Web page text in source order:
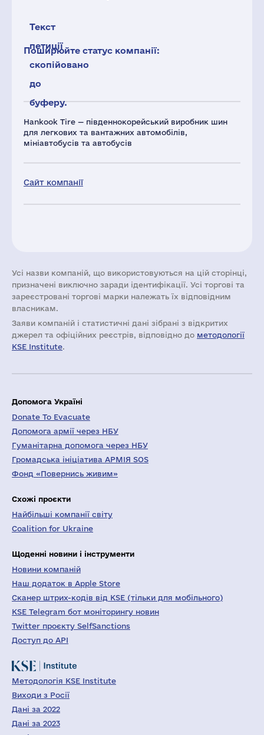
Hankook Tire — південнокорейський виробник шин
для легкових та вантажних автомобілів,
мініавтобусів та автобусів
Сайт компанії
Текст
петиції
скопійовано
до
буферу.
Поширюйте статус компанії:
Усі назви компаній, що використовуються на цій сторінці,
призначені виключно заради ідентифікації. Усі торгові та
зареєстровані торгові марки належать їх відповідним
власникам.
Заяви компаній i статистичні дані зібрані з відкритих
джерел та офіційних реєстрів, відповідно до методології
KSE Institute.
Допомога Україні
Donate To Evacuate
Допомога армії через НБУ
Гуманітарна допомога через НБУ
Громадська ініціатива АРМІЯ SOS
Фонд «Повернись живим»
Схожі проєкти
Найбільші компанії світу
Coalition for Ukraine
Щоденні новини і інструменти
Новини компаній
Наш додаток в Apple Store
Сканер штрих-кодів від KSE (тільки для мобільного)
KSE Telegram бот моніторингу новин
Twitter проєкту SelfSanctions
Доступ до API
Методологія KSE Institute
Виходи з Росії
Дані за 2022
Дані за 2023